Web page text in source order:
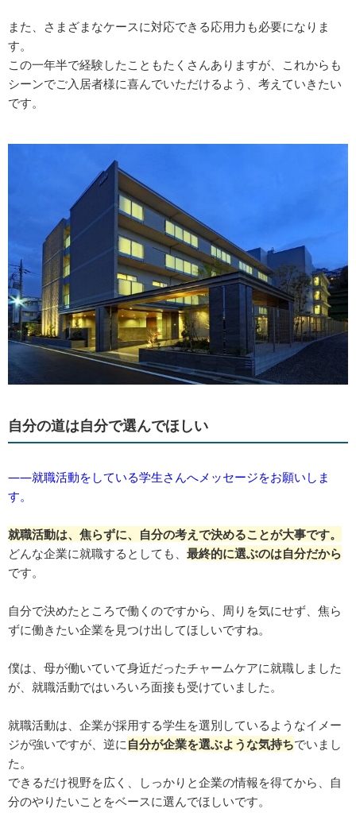
また、さまざまなケースに対応できる応用力も必要になりま
す。
この一年半で経験したこともたくさんありますが、これからも
シーンでご入居者様に喜んでいただけるよう、考えていきたい
です。
自分の道は自分で選んでほしい
――就職活動をしている学生さんへメッセージをお願いしま
す。
就職活動は、焦らずに、自分の考えで決めることが大事です。
どんな企業に就職するとしても、 最終的に選ぶのは自分だから
です。
自分で決めたところで働くのですから、周りを気にせず、焦ら
ずに働きたい企業を見つけ出してほしいですね。
僕は、母が働いていて身近だったチャームケアに就職しました
が、就職活動ではいろいろ面接も受けていました。
就職活動は、企業が採用する学生を選別しているようなイメー
ジが強いですが、逆に自分が企業を選ぶような気持ちでいまし
た。
できるだけ視野を広く、しっかりと企業の情報を得てから、自
分のやりたいことをベースに選んでほしいです。